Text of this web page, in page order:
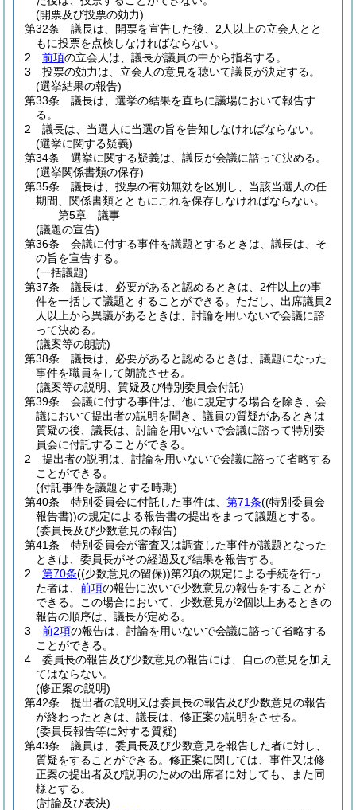
(開票及び投票の効力)
第32条
議長は、開票を宣告した後、2人以上の立会人とと
もに投票を点検しなければならない。
2
前項の立会人は、議長が議員の中から指名する。
3
投票の効力は、立会人の意見を聴いて議長が決定する。
(選挙結果の報告)
第33条
議長は、選挙の結果を直ちに議場において報告す
る。
2
議長は、当選人に当選の旨を告知しなければならない。
(選挙に関する疑義)
第34条
選挙に関する疑義は、議長が会議に諮って決める。
(選挙関係書類の保存)
第35条
議長は、投票の有効無効を区別し、当該当選人の任
期間、関係書類とともにこれを保存しなければならない。
第5章
議事
(議題の宣告)
第36条
会議に付する事件を議題とするときは、議長は、そ
の旨を宣告する。
(一括議題)
第37条
議長は、必要があると認めるときは、2件以上の事
件を一括して議題とすることができる。 ただし、出席議員2
人以上から異議があるときは、討論を用いないで会議に諮
って決める。
(議案等の朗読)
第38条
議長は、必要があると認めるときは、議題になった
事件を職員をして朗読させる。
(議案等の説明、質疑及び特別委員会付託)
第39条
会議に付する事件は、他に規定する場合を除き、会
議において提出者の説明を聞き、議員の質疑があるときは
質疑の後、議長は、討論を用いないで会議に諮って特別委
員会に付託することができる。
2
提出者の説明は、討論を用いないで会議に諮って省略する
ことができる。
(付託事件を議題とする時期)
第40条
特別委員会に付託した事件は、 第71条((特別委員会
報告書))の規定による報告書の提出をまって議題とする。
(委員長及び少数意見の報告)
第41条
特別委員会が審査又は調査した事件が議題となった
ときは、委員長がその経過及び結果を報告する。
2
第70条((少数意見の留保))第2項の規定による手続を行っ
た者は、 前項の報告に次いで少数意見の報告をすることが
できる。
この場合において、少数意見が2個以上あるときの
報告の順序は、議長が定める。
3
前2項の報告は、討論を用いないで会議に諮って省略する
ことができる。
4
委員長の報告及び少数意見の報告には、自己の意見を加え
てはならない。
(修正案の説明)
第42条
提出者の説明又は委員長の報告及び少数意見の報告
が終わったときは、議長は、修正案の説明をさせる。
(委員長報告等に対する質疑)
第43条
議員は、委員長及び少数意見を報告した者に対し、
質疑をすることができる。 修正案に関しては、事件又は修
正案の提出者及び説明のための出席者に対しても、また同
様とする。
(討論及び表決)